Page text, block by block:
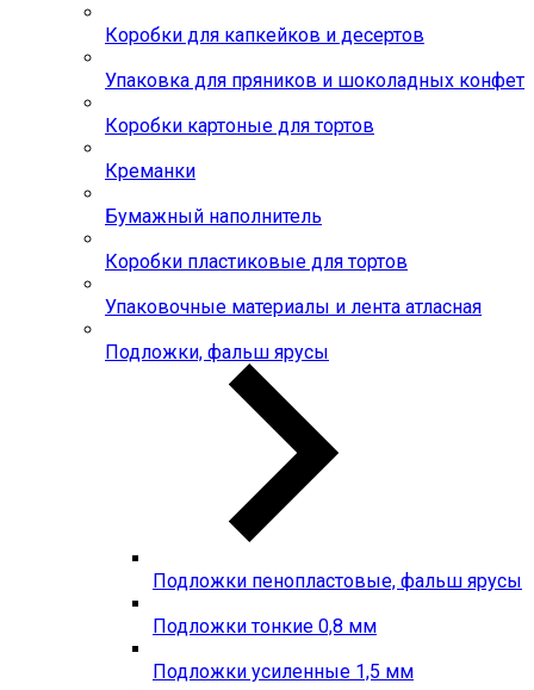
Коробки для капкейков и десертов
Упаковка для пряников и шоколадных конфет
Коробки картоные для тортов
Креманки
Бумажный наполнитель
Коробки пластиковые для тортов
Упаковочные материалы и лента атласная
Подложки, фальш ярусы
Подложки пенопластовые, фальш ярусы
Подложки тонкие 0,8 мм
Подложки усиленные 1,5 мм